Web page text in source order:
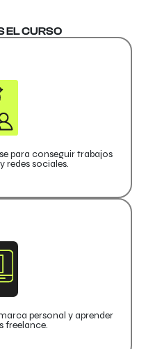
EL CURSO
para conseguir trabajos
redes sociales.
personal y aprender
freelance.